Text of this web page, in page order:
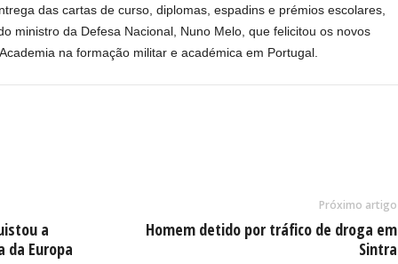
das cartas de curso, diplomas, espadins e prémios escolares,
ministro da Defesa Nacional, Nuno Melo, que felicitou os novos
na formação militar e académica em Portugal.
a
da Europa
Próximo artigo
Homem detido por tráfico de droga em
Sintra